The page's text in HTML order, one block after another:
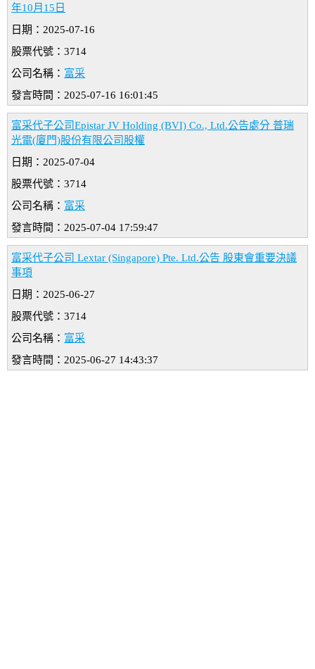
年10月15日
日期：2025-07-16
股票代號：3714
公司名稱： 富采
發言時間：2025-07-16 16:01:45
富采代子公司Epistar JV Holding (BVI) Co., Ltd.公告處分 普瑞
光電(廈門)股份有限公司股權
日期：2025-07-04
股票代號：3714
公司名稱： 富采
發言時間：2025-07-04 17:59:47
富采代子公司 Lextar (Singapore) Pte. Ltd.公告 股東會重要決議
事項
日期：2025-06-27
股票代號：3714
公司名稱： 富采
發言時間：2025-06-27 14:43:37